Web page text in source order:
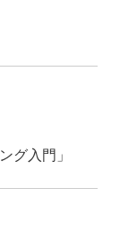
グ入門」